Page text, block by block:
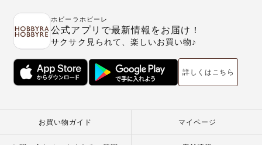
ホビーラホビーレ
公式アプリで最新情報をお届け！
サクサク見られて、楽しいお買い物♪
詳しくはこちら
お買い物ガイド マイページ